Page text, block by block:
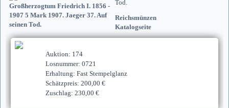
Tod.
Reichsmünzen
Katalogseite
Auktion: 174
Losnummer: 0721
Erhaltung: Fast Stempelglanz
Schätzpreis: 200,00 €
Zuschlag: 230,00 €